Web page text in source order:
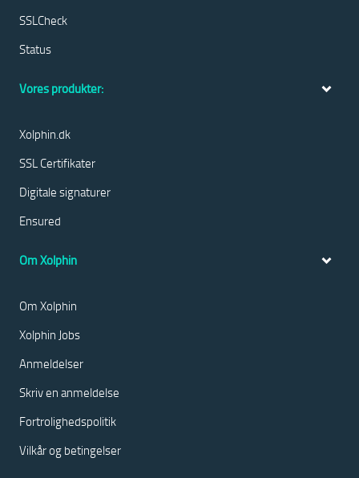
SSLCheck
Status
Vores produkter:
Xolphin.dk
SSL Certifikater
Digitale signaturer
Ensured
Om Xolphin
Om Xolphin
Xolphin Jobs
Anmeldelser
Skriv en anmeldelse
Fortrolighedspolitik
Vilkår og betingelser